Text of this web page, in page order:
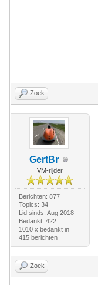
Zoek
GertBr
VM-rijder
Berichten: 877
Topics: 34
Lid sinds: Aug 2018
Bedankt: 422
1010 x bedankt in
415 berichten
Zoek